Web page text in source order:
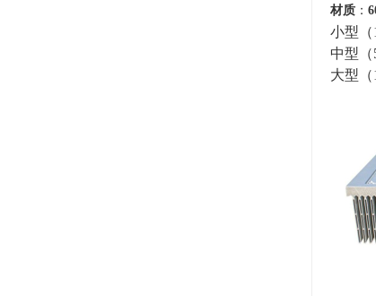
材质 ：
小型（
中型（
大型（